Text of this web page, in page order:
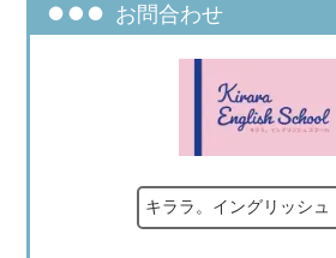
お問合わせ
キララ。イングリッシュ